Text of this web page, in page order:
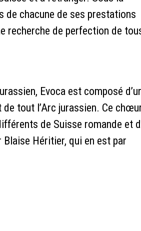
de chacune de ses prestations
recherche de perfection de
Evoca est composé
tout l’Arc jurassien. Ce
de Suisse romande et
Héritier, qui en est par